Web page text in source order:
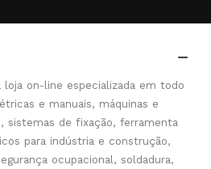

on-line especializada em todo
e manuais, máquinas e
sistemas de fixação, ferramenta
para indústria e construção,
ocupacional, soldadura,